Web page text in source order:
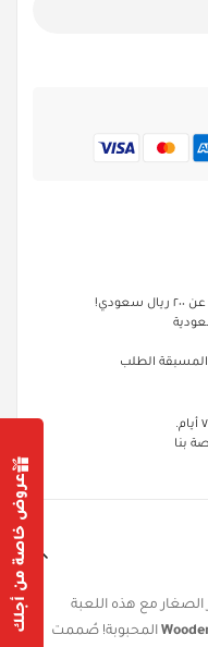
المسبقة الطلب
بنا
مع هذه اللعبة
المحبوبة! صُممتYes, I
عروض خاصة من أجلك